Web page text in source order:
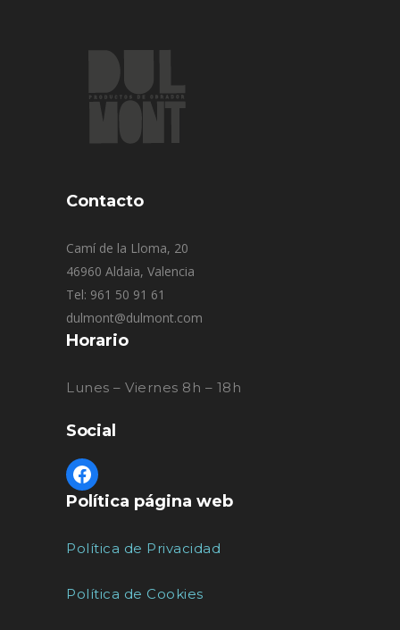
Contacto
Camí de la Lloma, 20
46960 Aldaia, Valencia
Tel: 961 50 91 61
dulmont@dulmont.com
Horario
Lunes – Viernes 8h – 18h
Social
Política página web
Política de Privacidad
Política de Cookies